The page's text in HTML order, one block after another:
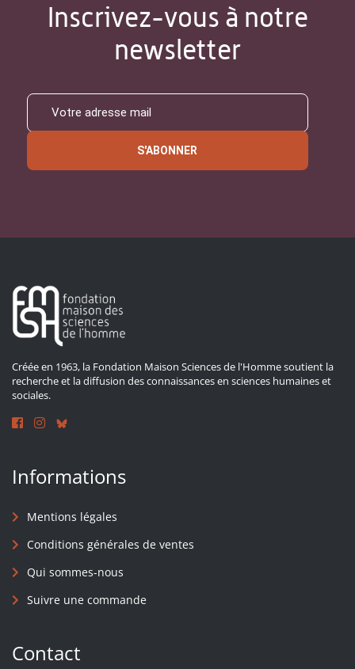
Inscrivez-vous à notre
newsletter
S'ABONNER
Créée en 1963, la Fondation Maison Sciences de l'Homme soutient la
recherche et la diffusion des connaissances en sciences humaines et
sociales.
Informations
Mentions légales
Conditions générales de ventes
Qui sommes-nous
Suivre une commande
Contact